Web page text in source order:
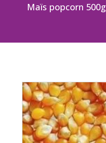
Maïs popcorn 500g